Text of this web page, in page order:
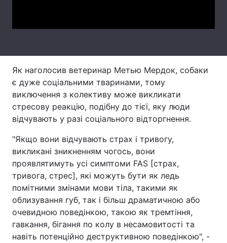
Тема оформлення
Як наголосив ветеринар Метью Мердок, собаки
є дуже соціальними тваринами, тому
виключення з колективу може викликати
стресову реакцію, подібну до тієї, яку люди
відчувають у разі соціального відторгнення.
"Якщо вони відчувають страх і тривогу,
викликані зникненням чогось, вони
проявлятимуть усі симптоми FAS [страх,
тривога, стрес], які можуть бути як ледь
помітними змінами мови тіла, такими як
облизування губ, так і більш драматичною або
очевидною поведінкою, такою як тремтіння,
гавкання, бігання по колу в несамовитості та
навіть потенційно деструктивною поведінкою", -